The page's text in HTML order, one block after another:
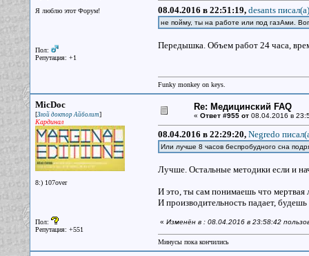
Я люблю этот Форум!
Пол:
Репутация: +1
08.04.2016 в 22:51:19, desants писал(a)
не пойму, ты на работе или под газАми.
Передышка. Объем работ 24 часа,
Funky monkey on keys.
MicDoc
[Злой доктор Айболит]
Кардинал
8:) 107over
Пол:
Репутация: +551
Re: Медицинский FAQ
« Ответ #955 от08.04.2016 в
08.04.2016 в 22:29:20, Negredo
Или лучше 8 часов беспробудного сна
Лучше. Остальные методики если и
И это, ты сам понимаешь что мертвая
И производительность падает,
« Изменён в : 08.04.2016 в 23:58:42
Минусы пока кончились